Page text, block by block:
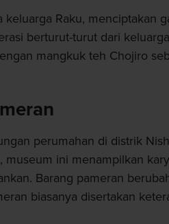
keluarga Raku, menciptakan
berturut-turut dari
mangkuk teh Chojiro
perumahan di distrik
museum ini menampilkan
Barang pameran
biasanya disertakan